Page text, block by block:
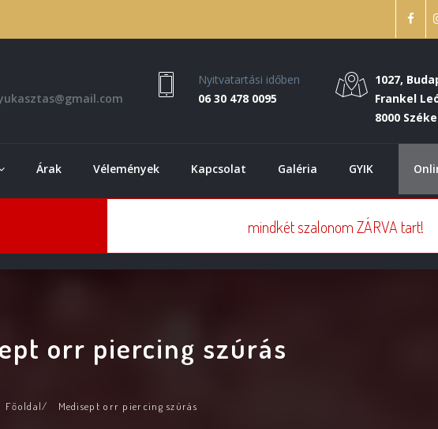
Nyitvatartási időben
06 30 478 0095
1027,
Frankel
8000
Árak Vélemények Kapcsolat Galéria GYIK
mindkét szalonom ZÁRVA tart!
orr piercing szúrás
Főoldal/ Medisept orr piercing szúrás